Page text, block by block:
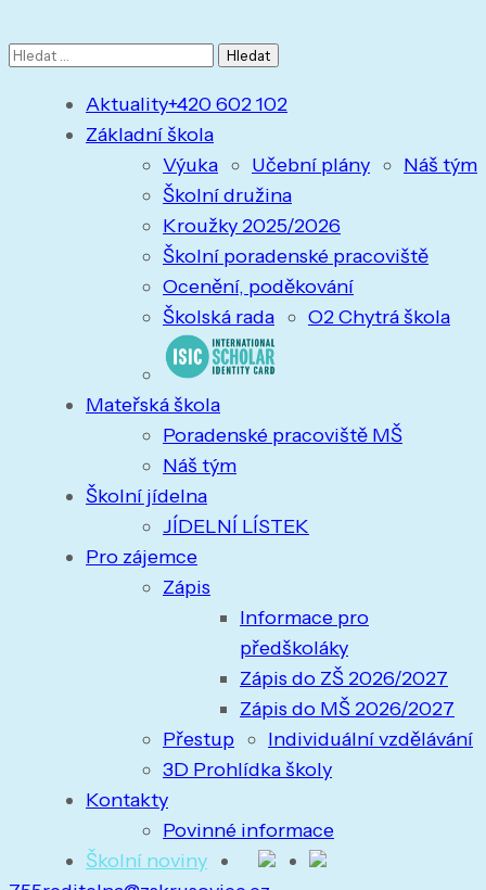
Vyhledávání
Aktuality
Základní škola
Výuka
Učební plány
Náš tým
Školní družina
Kroužky 2025/2026
Školní poradenské pracoviště
Ocenění, poděkování
Školská rada
O2 Chytrá škola
Mateřská škola
Poradenské pracoviště MŠ
Náš tým
Školní jídelna
JÍDELNÍ LÍSTEK
Pro zájemce
Zápis
Informace pro
předškoláky
Zápis do ZŠ 2026/2027
Zápis do MŠ 2026/2027
Přestup
Individuální vzdělávání
3D Prohlídka školy
Kontakty
Povinné informace
Školní noviny
+420 602 102